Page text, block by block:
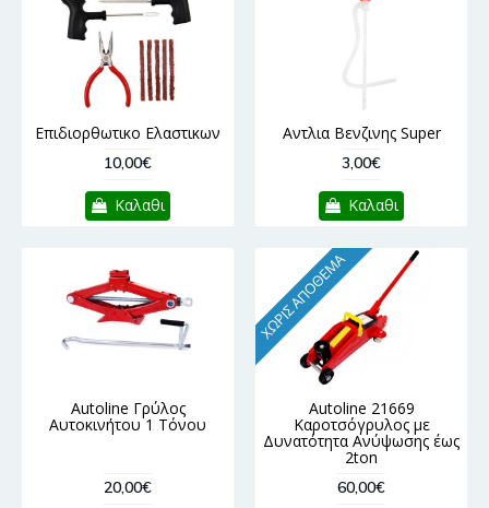
Επιδιορθωτικο Ελαστικων
10,00€
Καλαθι
Αντλια Βενζινης Super
3,00€
Καλαθι
Autoline Γρύλος
Αυτοκινήτου 1 Τόνου
20,00€
ΧΩΡΊΣ ΑΠΌΘΕΜΑ
Autoline 21669
Καροτσόγρυλος με
Δυνατότητα Ανύψωσης έως
2ton
60,00€